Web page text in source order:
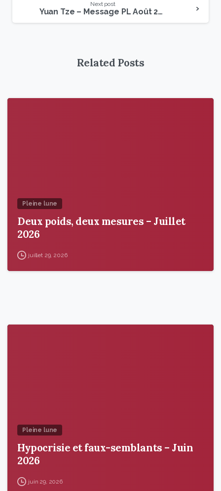
Next post
Yuan Tze – Message PL Août 2023
Related Posts
Pleine lune
Deux poids, deux mesures – Juillet
2026
juillet 29, 2026
Pleine lune
Hypocrisie et faux-semblants – Juin
2026
juin 29, 2026